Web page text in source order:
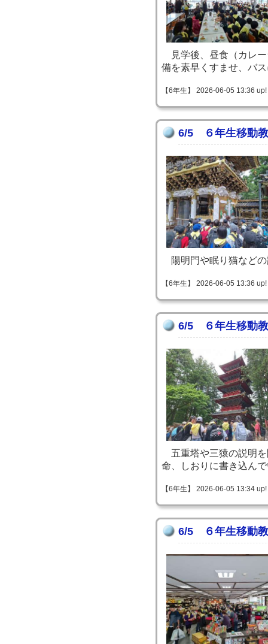
見学後、昼食（カレー
備を素早くすませ、バ
【6年生】 2026-06-05 13:36 up!
6/5 ６年生移動
陽明門や眠り猫などの
【6年生】 2026-06-05 13:36 up!
6/5 ６年生移動
五重塔や三猿の説明を
命、しおりに書き込ん
【6年生】 2026-06-05 13:34 up!
6/5 ６年生移動